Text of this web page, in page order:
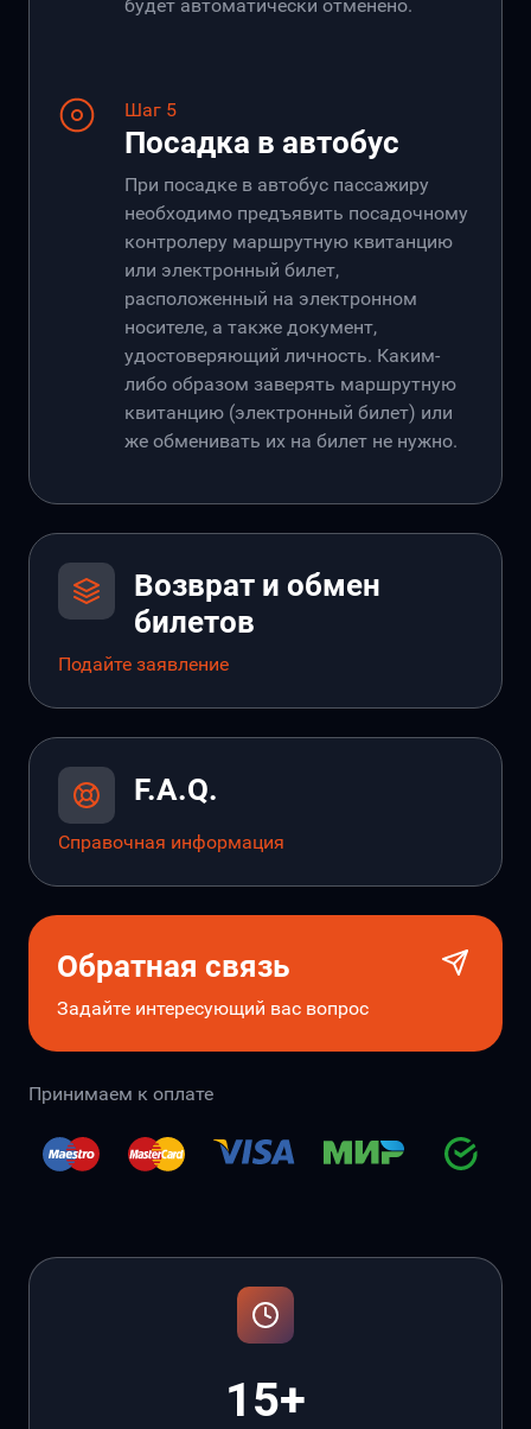
будет автоматически отменено.
Шаг 5
Посадка в автобус
При посадке в автобус пассажиру
необходимо предъявить посадочному
контролеру маршрутную квитанцию
или электронный билет,
расположенный на электронном
носителе, а также документ,
удостоверяющий личность. Каким-
либо образом заверять маршрутную
квитанцию (электронный билет) или
же обменивать их на билет не нужно.
Возврат и обмен
билетов
Подайте заявление
F.A.Q.
Справочная информация
Обратная связь
Задайте интересующий вас вопрос
Принимаем к оплате
15+